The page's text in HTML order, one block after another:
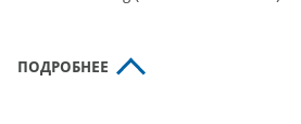
ПОДРОБНЕЕ